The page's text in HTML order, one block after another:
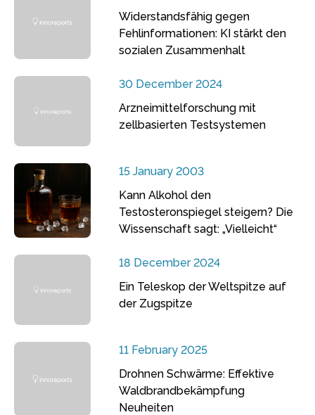
Widerstandsfähig gegen
Fehlinformationen: KI stärkt den
sozialen Zusammenhalt
30 December 2024
Arzneimittelforschung mit
zellbasierten Testsystemen
15 January 2003
Kann Alkohol den
Testosteronspiegel steigern? Die
Wissenschaft sagt: „Vielleicht“
18 December 2024
Ein Teleskop der Weltspitze auf
der Zugspitze
11 February 2025
Drohnen Schwärme: Effektive
Waldbrandbekämpfung
Neuheiten